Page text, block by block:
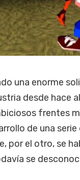
una enorme
desde hace
frentes
de una serie
por el otro, se
se